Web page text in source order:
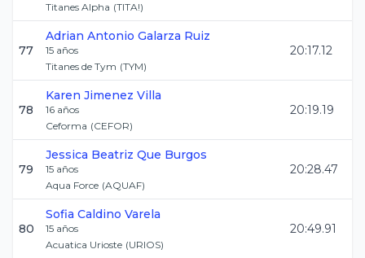
Titanes Alpha (TITA!)
77
Adrian Antonio Galarza Ruiz
15 años
Titanes de Tym (TYM)
20:17.12
78
Karen Jimenez Villa
16 años
Ceforma (CEFOR)
20:19.19
79
Jessica Beatriz Que Burgos
15 años
Aqua Force (AQUAF)
20:28.47
80
Sofia Caldino Varela
15 años
Acuatica Urioste (URIOS)
20:49.91